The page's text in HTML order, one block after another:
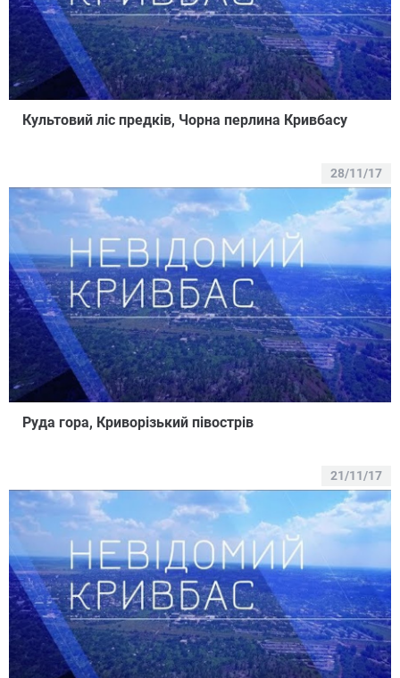
Культовий ліс предків, Чорна перлина Кривбасу
28/11/17
Руда гора, Криворізький півострів
21/11/17